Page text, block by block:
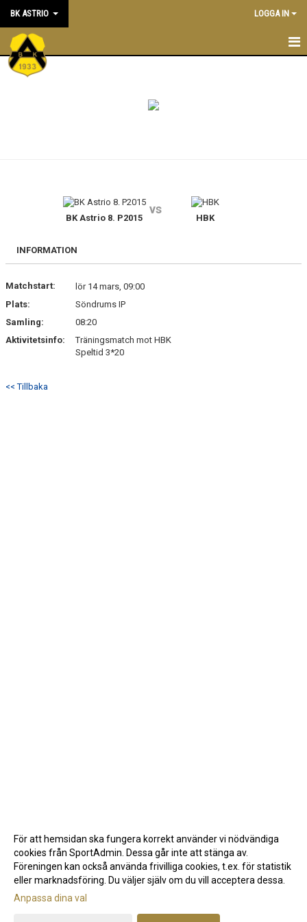
BK ASTRIO LOGGA IN
HEM
BLI MEDLEM
SÖNDRUMS IP
TRYGG I ASTRIO
BK Astrio 8. P2015
vs
HBK
INFORMATION
Matchstart:
lör 14 mars, 09:00
Plats:
Söndrums IP
Samling:
08:20
Aktivitetsinfo:
Träningsmatch mot HBK
Speltid 3*20
<< Tillbaka
Gå till Webbversion
För att hemsidan ska fungera korrekt använder vi nödvändiga
cookies från SportAdmin. Dessa går inte att stänga av.
Föreningen kan också använda frivilliga cookies, t.ex. för statistik
eller marknadsföring. Du väljer själv om du vill acceptera dessa.
Anpassa dina val